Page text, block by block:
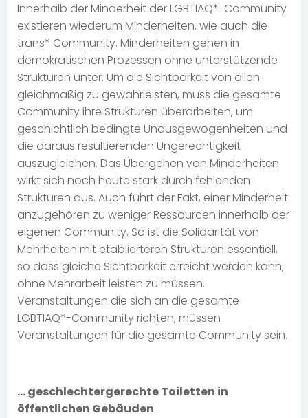
Innerhalb der Minderheit der LGBTIAQ*-Community
existieren wiederum Minderheiten, wie auch die
trans* Community. Minderheiten gehen in
demokratischen Prozessen ohne unterstützende
Strukturen unter. Um die Sichtbarkeit von allen
gleichmäßig zu gewährleisten, muss die gesamte
Community ihre Strukturen überarbeiten, um
geschichtlich bedingte Unausgewogenheiten und
die daraus resultierenden Ungerechtigkeit
auszugleichen. Das Übergehen von Minderheiten
wirkt sich noch heute stark durch fehlenden
Strukturen aus. Auch führt der Fakt, einer Minderheit
anzugehören zu weniger Ressourcen innerhalb der
eigenen Community. So ist die Solidarität von
Mehrheiten mit etablierteren Strukturen essentiell,
so dass gleiche Sichtbarkeit erreicht werden kann,
ohne Mehrarbeit leisten zu müssen.
Veranstaltungen die sich an die gesamte
LGBTIAQ*-Community richten, müssen
Veranstaltungen für die gesamte Community sein.
… geschlechtergerechte Toiletten in
öffentlichen Gebäuden